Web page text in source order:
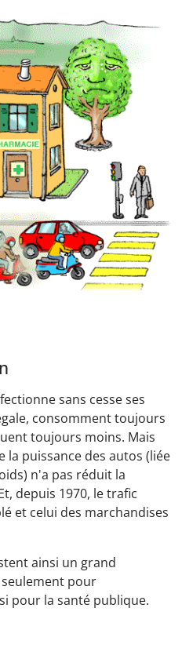
sans cesse ses
consomment toujours
toujours moins. Mais
puissance des autos (liée
n'a pas réduit la
depuis 1970, le trafic
et celui des marchandises
ainsi un grand
pour
pour la santé publique.